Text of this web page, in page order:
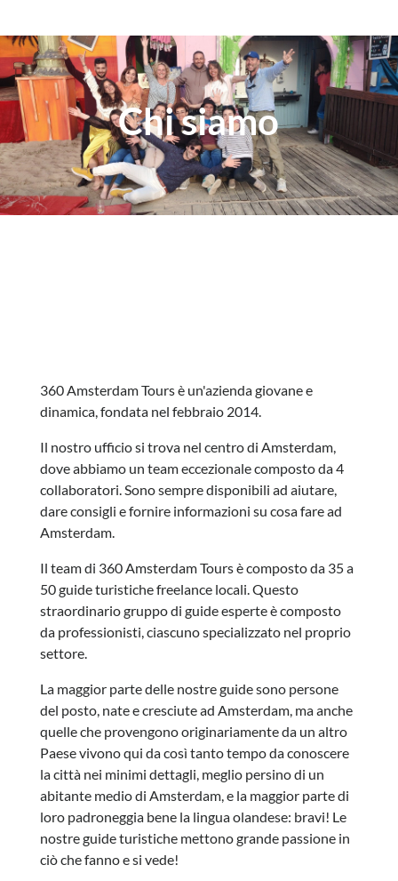
Chi siamo
360 Amsterdam Tours è un'azienda giovane e
dinamica, fondata nel febbraio 2014.
Il nostro ufficio si trova nel centro di Amsterdam,
dove abbiamo un team eccezionale composto da 4
collaboratori. Sono sempre disponibili ad aiutare,
dare consigli e fornire informazioni su cosa fare ad
Amsterdam.
Il team di 360 Amsterdam Tours è composto da 35 a
50 guide turistiche freelance locali. Questo
straordinario gruppo di guide esperte è composto
da professionisti, ciascuno specializzato nel proprio
settore.
La maggior parte delle nostre guide sono persone
del posto, nate e cresciute ad Amsterdam, ma anche
quelle che provengono originariamente da un altro
Paese vivono qui da così tanto tempo da conoscere
la città nei minimi dettagli, meglio persino di un
abitante medio di Amsterdam, e la maggior parte di
loro padroneggia bene la lingua olandese: bravi! Le
nostre guide turistiche mettono grande passione in
ciò che fanno e si vede!